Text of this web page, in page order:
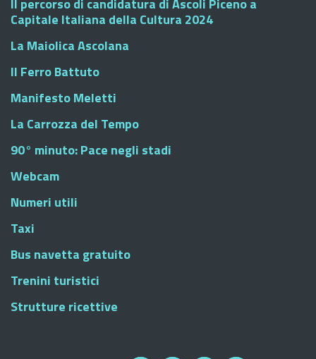
Il percorso di candidatura di Ascoli Piceno a
Capitale Italiana della Cultura 2024
La Maiolica Ascolana
Il Ferro Battuto
Manifesto Meletti
La Carrozza del Tempo
90° minuto: Pace negli stadi
Webcam
Numeri utili
Taxi
Bus navetta gratuito
Trenini turistici
Strutture ricettive